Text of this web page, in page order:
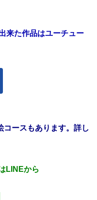
来た作品はユーチュー
コースもあります。詳し
LINEから